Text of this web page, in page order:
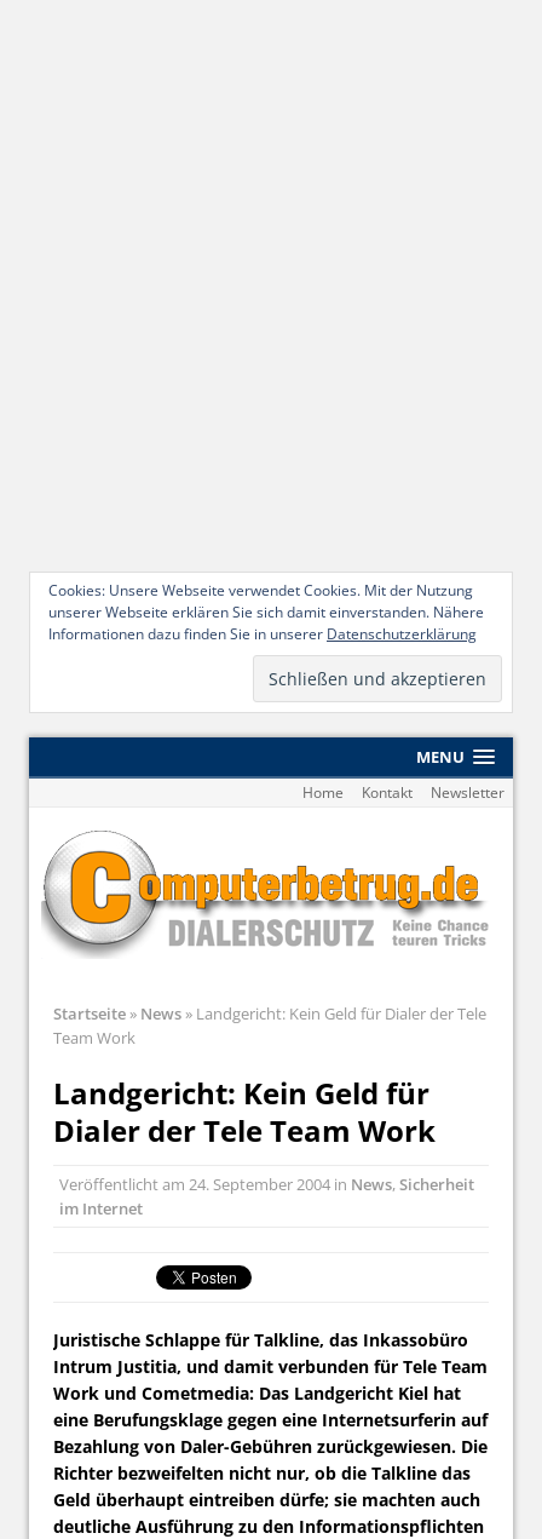
Cookies: Unsere Webseite verwendet Cookies. Mit der Nutzung
unserer Webseite erklären Sie sich damit einverstanden. Nähere
Informationen dazu finden Sie in unserer Datenschutzerklärung
MENU
Home Kontakt Newsletter
Startseite» News» Landgericht: Kein Geld für Dialer der Tele
Team Work
Landgericht: Kein Geld für
Dialer der Tele Team Work
Veröffentlicht am 24. September 2004 in News,Sicherheit
im Internet
Juristische Schlappe für Talkline, das Inkassobüro
Intrum Justitia, und damit verbunden für Tele Team
Work und Cometmedia: Das Landgericht Kiel hat
eine Berufungsklage gegen eine Internetsurferin auf
Bezahlung von Daler-Gebühren zurückgewiesen. Die
Richter bezweifelten nicht nur, ob die Talkline das
Geld überhaupt eintreiben dürfe; sie machten auch
deutliche Ausführung zu den Informationspflichten